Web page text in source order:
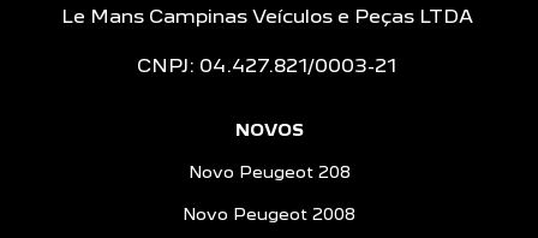
Le Mans Campinas Veículos e Peças LTDA
CNPJ: 04.427.821/0003-21
NOVOS
Novo Peugeot 208
Novo Peugeot 2008